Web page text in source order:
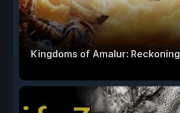
Kingdoms of Amalur: Reckoning